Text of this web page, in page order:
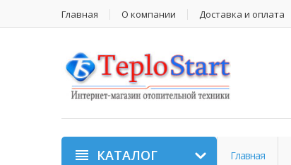
Главная О компании Доставка и оплата
КАТАЛОГ Главная